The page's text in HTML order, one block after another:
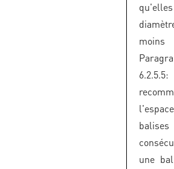
balises
une